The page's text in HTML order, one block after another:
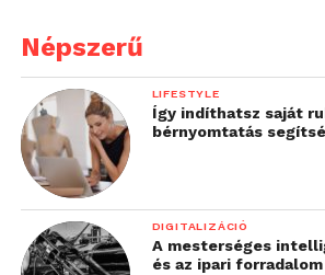
Népszerű
LIFESTYLE
Így indíthatsz saját
bérnyomtatás
DIGITALIZÁCIÓ
A mesterséges
és az ipari